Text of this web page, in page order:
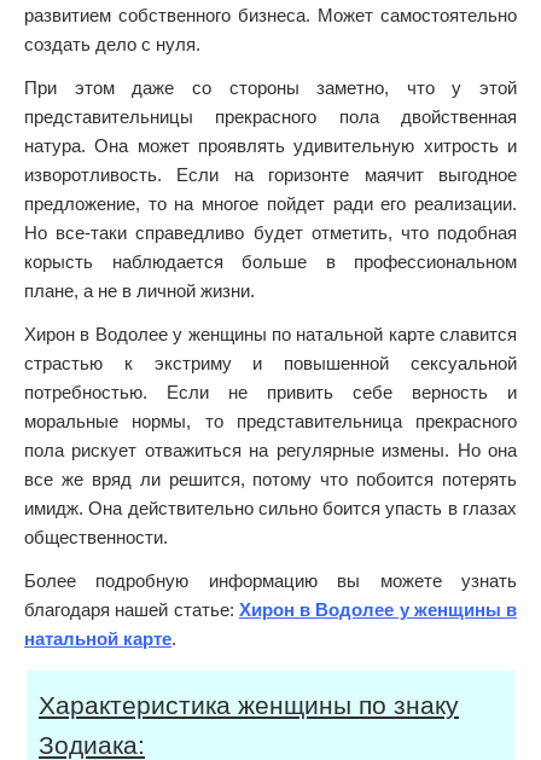
развитием собственного бизнеса. Может самостоятельно
создать дело с нуля.
При этом даже со стороны заметно, что у этой
представительницы прекрасного пола двойственная
натура. Она может проявлять удивительную хитрость и
изворотливость. Если на горизонте маячит выгодное
предложение, то на многое пойдет ради его реализации.
Но все-таки справедливо будет отметить, что подобная
корысть наблюдается больше в профессиональном
плане, а не в личной жизни.
Хирон в Водолее у женщины по натальной карте славится
страстью к экстриму и повышенной сексуальной
потребностью. Если не привить себе верность и
моральные нормы, то представительница прекрасного
пола рискует отважиться на регулярные измены. Но она
все же вряд ли решится, потому что побоится потерять
имидж. Она действительно сильно боится упасть в глазах
общественности.
Более подробную информацию вы можете узнать
благодаря нашей статье: Хирон в Водолее у женщины в
натальной карте.
Характеристика женщины по знаку
Зодиака: